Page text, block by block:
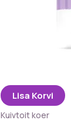
Lisa Korvi
Kuivtoit koer